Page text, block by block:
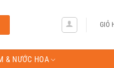
GIỎ
& NƯỚC HOA